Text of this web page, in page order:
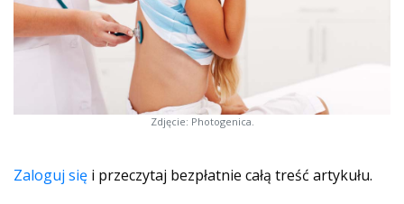
Zdjęcie: Photogenica.
Zaloguj się i przeczytaj bezpłatnie całą treść artykułu.